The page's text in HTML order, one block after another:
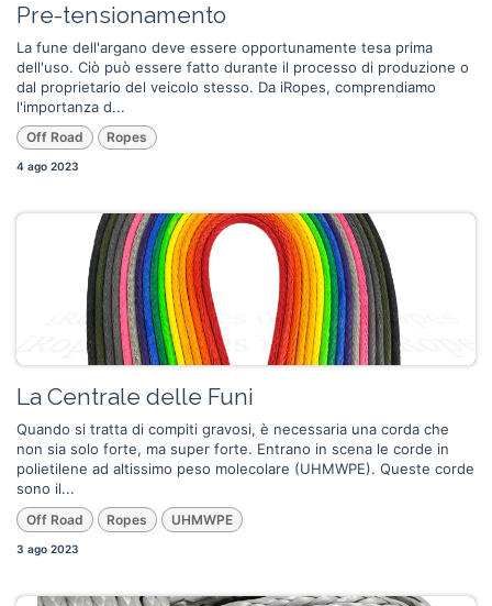
Pre-tensionamento
La fune dell'argano deve essere opportunamente tesa prima
dell'uso. Ciò può essere fatto durante il processo di produzione o
dal proprietario del veicolo stesso. Da iRopes, comprendiamo
l'importanza d...
Off Road Ropes
4 ago 2023
La Centrale delle Funi
Quando si tratta di compiti gravosi, è necessaria una corda che
non sia solo forte, ma super forte. Entrano in scena le corde in
polietilene ad altissimo peso molecolare (UHMWPE). Queste corde
sono il...
Off Road Ropes UHMWPE
3 ago 2023